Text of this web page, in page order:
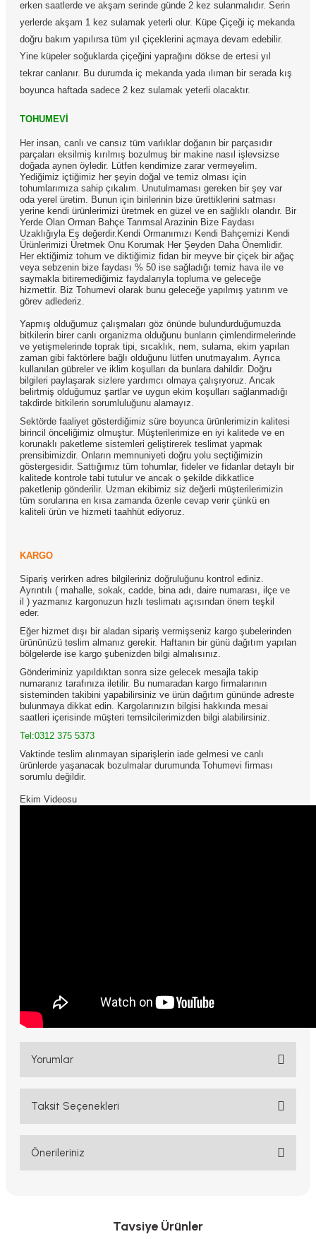
erken saatlerde ve akşam serinde günde 2 kez sulanmalıdır. Serin
yerlerde akşam 1 kez sulamak yeterli olur. Küpe Çiçeği iç mekanda
doğru bakım yapılırsa tüm yıl çiçeklerini açmaya devam edebilir.
Yine küpeler soğuklarda çiçeğini yaprağını dökse de ertesi yıl
tekrar canlanır. Bu durumda iç mekanda yada ılıman bir serada kış
boyunca haftada sadece 2 kez sulamak yeterli olacaktır.
TOHUMEVİ
Her insan, canlı ve cansız tüm varlıklar doğanın bir parçasıdır
parçaları eksilmiş kırılmış bozulmuş bir makine nasıl işlevsizse
doğada aynen öyledir. Lütfen kendimize zarar vermeyelim.
Yediğimiz içtiğimiz her şeyin doğal ve temiz olması için
tohumlarımıza sahip çıkalım. Unutulmaması gereken bir şey var
oda yerel üretim. Bunun için birilerinin bize ürettiklerini satması
yerine kendi ürünlerimizi üretmek en güzel ve en sağlıklı olandır. Bir
Yerde Olan Orman Bahçe Tarımsal Arazinin Bize Faydası
Uzaklığıyla Eş değerdir.Kendi Ormanımızı Kendi Bahçemizi Kendi
Ürünlerimizi Üretmek Onu Korumak Her Şeyden Daha Önemlidir.
Her ektiğimiz tohum ve diktiğimiz fidan bir meyve bir çiçek bir ağaç
veya sebzenin bize faydası % 50 ise sağladığı temiz hava ile ve
saymakla bitiremediğimiz faydalarıyla topluma ve geleceğe
hizmettir. Biz Tohumevi olarak bunu geleceğe yapılmış yatırım ve
görev adlederiz.
Yapmış olduğumuz çalışmaları göz önünde bulundurduğumuzda
bitkilerin birer canlı organizma olduğunu bunların çimlendirmelerinde
ve yetişmelerinde toprak tipi, sıcaklık, nem, sulama, ekim yapılan
zaman gibi faktörlere bağlı olduğunu lütfen unutmayalım. Ayrıca
kullanılan gübreler ve iklim koşulları da bunlara dahildir. Doğru
bilgileri paylaşarak sizlere yardımcı olmaya çalışıyoruz. Ancak
belirtmiş olduğumuz şartlar ve uygun ekim koşulları sağlanmadığı
takdirde bitkilerin sorumluluğunu alamayız.
Sektörde faaliyet gösterdiğimiz süre boyunca ürünlerimizin kalitesi
birincil önceliğimiz olmuştur. Müşterilerimize en iyi kalitede ve en
korunaklı paketleme sistemleri geliştirerek teslimat yapmak
prensibimizdir. Onların memnuniyeti doğru yolu seçtiğimizin
göstergesidir. Sattığımız tüm tohumlar, fideler ve fidanlar detaylı bir
kalitede kontrole tabi tutulur ve ancak o şekilde dikkatlice
paketlenip gönderilir. Uzman ekibimiz siz değerli müşterilerimizin
tüm sorularına en kısa zamanda özenle cevap verir çünkü en
kaliteli ürün ve hizmeti taahhüt ediyoruz.
KARGO
Sipariş verirken adres bilgileriniz doğruluğunu kontrol ediniz.
Ayrıntılı ( mahalle, sokak, cadde, bina adı, daire numarası, ilçe ve
il ) yazmanız kargonuzun hızlı teslimatı açısından önem teşkil
eder.
Eğer hizmet dışı bir aladan sipariş vermişseniz kargo şubelerinden
ürününüzü teslim almanız gerekir. Haftanın bir günü dağıtım yapılan
bölgelerde ise kargo şubenizden bilgi almalısınız.
Gönderiminiz yapıldıktan sonra size gelecek mesajla takip
numaranız tarafınıza iletilir. Bu numaradan kargo firmalarının
sisteminden takibini yapabilirsiniz ve ürün dağıtım gününde adreste
bulunmaya dikkat edin. Kargolarınızın bilgisi hakkında mesai
saatleri içerisinde müşteri temsilcilerimizden bilgi alabilirsiniz.
Tel:0312 375 5373
Vaktinde teslim alınmayan siparişlerin iade gelmesi ve canlı
ürünlerde yaşanacak bozulmalar durumunda Tohumevi firması
sorumlu değildir.
Ekim Videosu
Yorumlar
Bu ürüne ilk yorumu siz yapın!
Taksit Seçenekleri
Önerileriniz
Görüş ve önerileriniz için teşekkür ederiz.
Tavsiye Ürünler